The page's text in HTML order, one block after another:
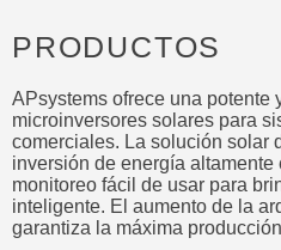
PRODUCTOS
APsystems ofrece una potente
microinversores solares para
comerciales. La solución solar
inversión de energía
monitoreo fácil de usar para
inteligente. El aumento de la
garantiza la máxima